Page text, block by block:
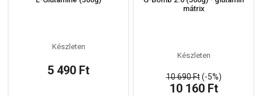
Készleten
5 490 Ft
mátrix
Készleten
10 690 Ft(-5%)
10 160 Ft